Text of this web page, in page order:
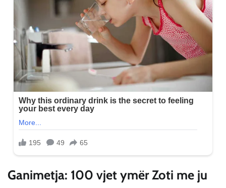
Ganimetja: 100 vjet ymër Zoti me ju